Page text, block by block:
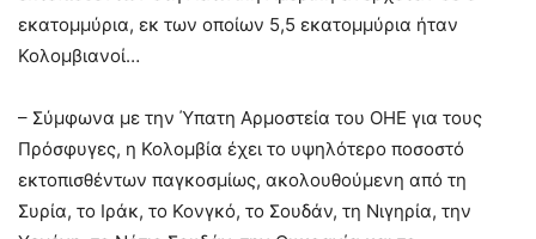
εκατομμύρια, εκ των οποίων 5,5 εκατομμύρια ήταν
Κολομβιανοί…
– Σύμφωνα με την Ύπατη Αρμοστεία του ΟΗΕ για τους
Πρόσφυγες, η Κολομβία έχει το υψηλότερο ποσοστό
εκτοπισθέντων παγκοσμίως, ακολουθούμενη από τη
Συρία, το Ιράκ, το Κονγκό, το Σουδάν, τη Νιγηρία, την